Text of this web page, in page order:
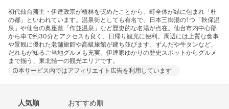
初代仙台藩主・伊達政宗が植林を奨めたことから、町全体が緑に包まれ「杜
の都」といわれています。温泉街としても有名で、日本三御湯の1つ「秋保温
泉」や仙台の奥座敷「作並温泉」など歴史的な名湯が点在。仙台市内中心部
から車で約30分とアクセスも良く、日帰り観光に便利。周辺には上質な食事
や景観に優れた老舗旅館や高級旅館が建ち並びます。ずんだや牛タンなど、
だれもが知るご当地グルメも充実。伊達家ゆかりの歴史スポットからグルメ
まで揃う、東北髄一の観光エリアです。
本サービス内ではアフィリエイト広告を利用しています
人気順 おすすめ順